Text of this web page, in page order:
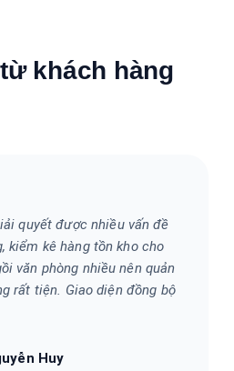
khách hàng
quyết được nhiều vấn đề
kiểm kê hàng tồn kho cho
văn phòng nhiều nên quản
rất tiện. Giao diện đồng bộ
Huy